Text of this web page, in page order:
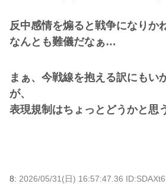
反中感情を煽ると戦争になり
なんとも難儀だなぁ…
まぁ、今戦線を抱える訳にもい
が、
表現規制はちょっとどうかと思
8: 2026/05/31(日) 16:57:47.36